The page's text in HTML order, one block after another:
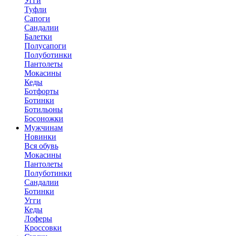
Туфли
Сапоги
Сандалии
Балетки
Полусапоги
Полуботинки
Пантолеты
Мокасины
Кеды
Ботфорты
Ботинки
Ботильоны
Босоножки
Мужчинам
Новинки
Вся обувь
Мокасины
Пантолеты
Полуботинки
Сандалии
Ботинки
Угги
Кеды
Лоферы
Кроссовки